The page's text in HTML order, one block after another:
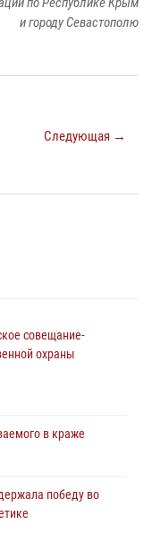
и городу Севастополю
Следующая →
совещание-
охраны
в краже
победу во